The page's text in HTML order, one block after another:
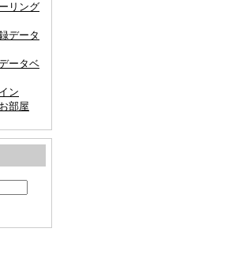
リング
データ
ータベ
ン
部屋